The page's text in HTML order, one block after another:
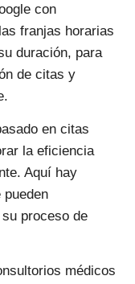
con
franjas horarias
duración, para
de citas y
en citas
la eficiencia
Aquí hay
pueden
proceso de
médicos